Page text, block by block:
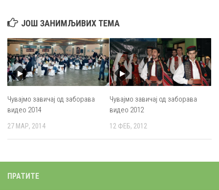
ЈОШ ЗАНИМЉИВИХ ТЕМА
Чувајмо завичај од заборава
видео 2014
27 МАР, 2014
Чувајмо завичај од заборава
видео 2012
12 ФЕБ, 2012
ПРАТИТЕ